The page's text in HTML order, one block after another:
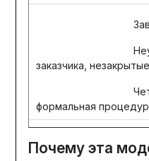
заказчика,
формальная
Почему эта